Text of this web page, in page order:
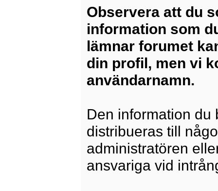
Observera att du
information som
lämnar forumet
din profil, men vi
användarnamn.
Den information du
distribueras till
administratören
ansvariga vid